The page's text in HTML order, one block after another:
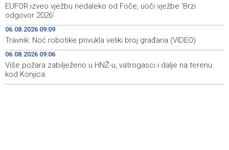
09:20
Profit Commerzbanke se skoro udvostručio usljed
zahuktavanja ponude UniCredita za preuzimanje
09:20
EUFOR izveo vježbu nedaleko od Foče, uoči vježbe 'Brzi
odgovor 2026'
09:10
Kantonalni ured Zenica jedini prikupio više poreza nego
prošle godine
EUFOR izveo vježbu nedaleko od Foče, uoči vježbe 'Brzi
odgovor 2026'
06.08.2026 09:09
Travnik: Noć robotike privukla veliki broj građana (VIDEO)
06.08.2026 09:06
Više požara zabilježeno u HNŽ-u, vatrogasci i dalje na terenu
kod Konjica